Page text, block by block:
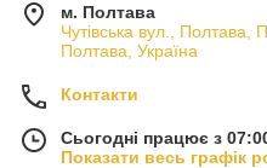
м. Полтава
Чутівська вул., Полтава,
Полтава, Україна
Контакти
Сьогодні працює з
Показати весь графік